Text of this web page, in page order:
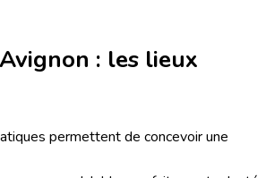
: les lieux
permettent de concevoir une